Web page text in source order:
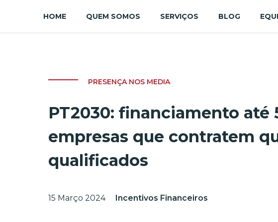
HOME QUEM SOMOS SERVIÇOS BLOG
PRESENÇA NOS MEDIA
PT2030: financiamento até
empresas que contratem
qualificados
15 Março 2024 Incentivos Financeiros